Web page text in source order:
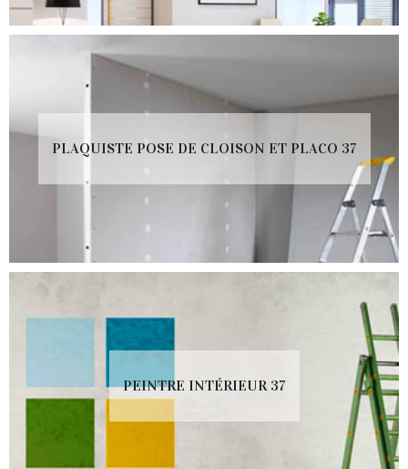
PLAQUISTE POSE DE CLOISON ET PLACO 37
PEINTRE INTÉRIEUR 37